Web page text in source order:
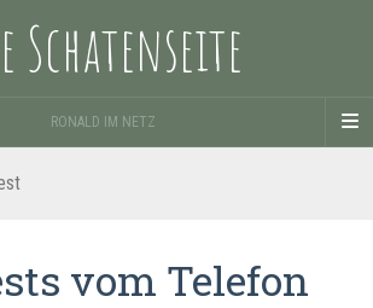
Schatenseite
RONALD IM NETZ
vom Telefon